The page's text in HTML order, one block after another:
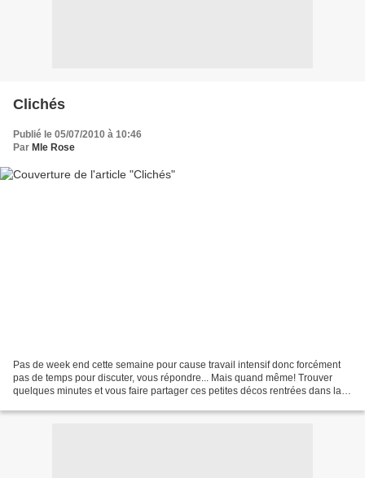
Clichés
Publié le 05/07/2010 à 10:46
Par Mle Rose
Pas de week end cette semaine pour cause travail intensif donc forcément
pas de temps pour discuter, vous répondre... Mais quand même! Trouver
quelques minutes et vous faire partager ces petites décos rentrées dans la